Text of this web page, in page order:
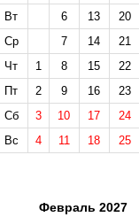
Вт
6 13
20
Ср
7 14
21
Чт
1 8 15
22
Пт
2 9 16
23
Сб
3 10 17
24
Вс
4 11 18 25
Февраль 2027